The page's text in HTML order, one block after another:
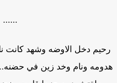
......
دخل الاوضه وشهد كانت
ونام وخد زين في